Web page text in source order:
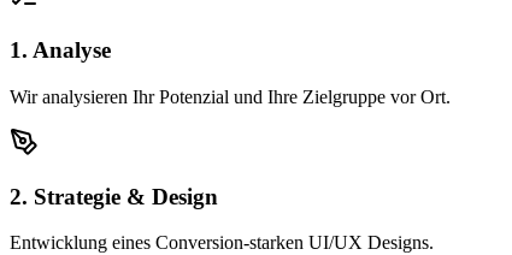
1. Analyse
Wir analysieren Ihr Potenzial und Ihre Zielgruppe vor Ort.
2. Strategie & Design
Entwicklung eines Conversion-starken UI/UX Designs.